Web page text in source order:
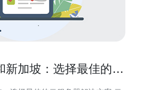
新加坡：选择最佳的云